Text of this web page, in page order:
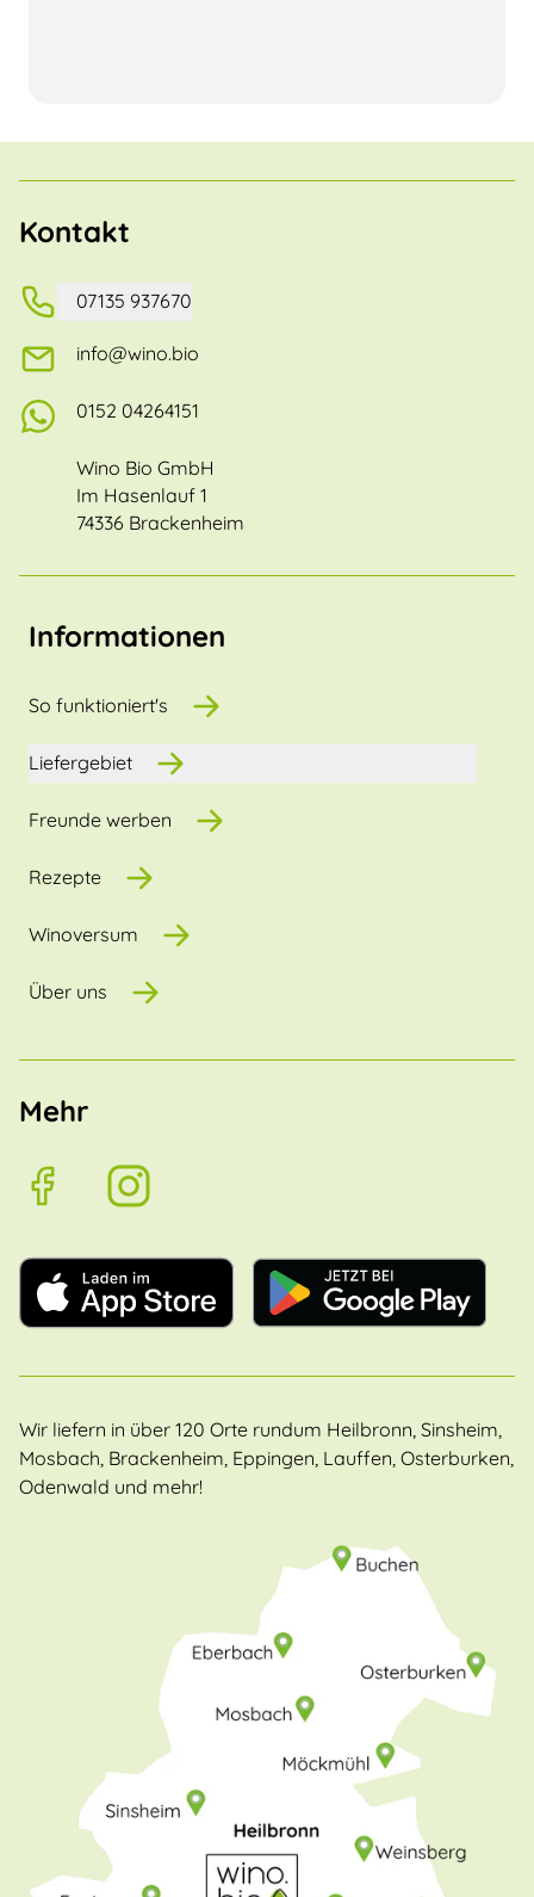
Kontakt
07135 937670
info@wino.bio
0152 04264151
Wino Bio GmbH
Im Hasenlauf 1
74336 Brackenheim
Informationen
So funktioniert's
Liefergebiet
Freunde werben
Rezepte
Winoversum
Über uns
Mehr
Wir liefern in über 120 Orte rundum Heilbronn, Sinsheim,
Mosbach, Brackenheim, Eppingen, Lauffen, Osterburken,
Odenwald und mehr!